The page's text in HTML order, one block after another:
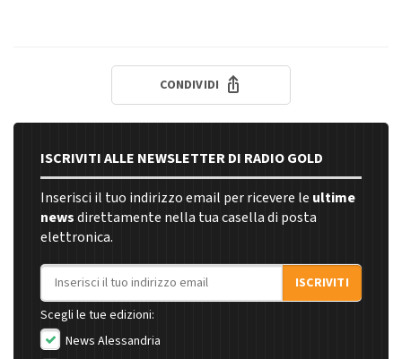
CONDIVIDI
ISCRIVITI ALLE NEWSLETTER DI RADIO GOLD
Inserisci il tuo indirizzo email per ricevere le ultime
newsdirettamente nella tua casella di posta
elettronica.
Indirizzo email
ISCRIVITI
Scegli le tue edizioni:
News Alessandria